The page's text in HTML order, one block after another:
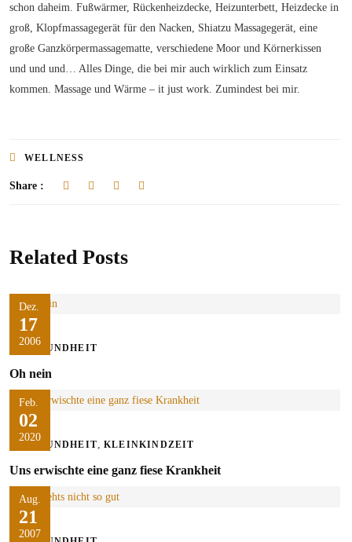
schon daheim. Fußwärmer, Rückenheizdecke, Heizunterbett, Heizdecke in
groß, Klopfmassagegerät für den Nacken, Shiatzu Massagegerät, eine
große Ganzkörpermassagematte, verschiedene Moor und Körnerkissen
und und und… Alles Dinge, die bei mir auch wirklich zum Einsatz
kommen. Massage und Wärme – it just work. Zumindest bei mir.
WELLNESS
Share :
Related Posts
Dez.
17
2006
GESUNDHEIT
Oh nein
Feb.
02
2020
GESUNDHEIT, KLEINKINDZEIT
Uns erwischte eine ganz fiese Krankheit
Aug.
21
2007